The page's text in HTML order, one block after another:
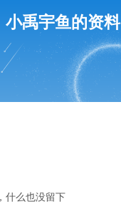
小禹宇鱼的资料
什么也没留下